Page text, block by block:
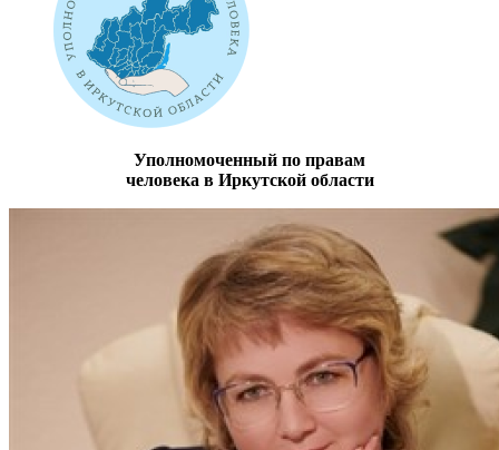
Уполномоченный по правам
человека в Иркутской области